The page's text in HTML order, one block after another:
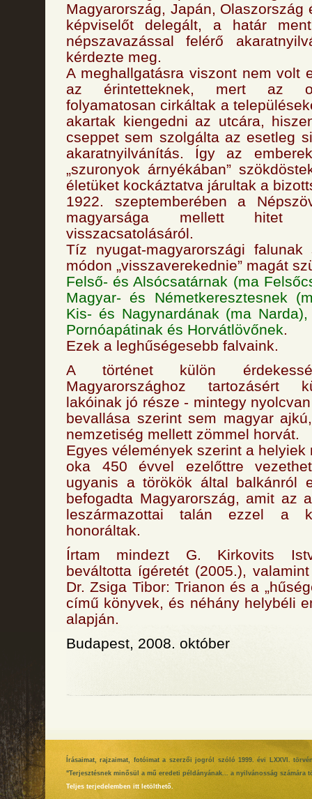
Magyarország, Japán, Olaszország
képviselőt delegált, a határ
népszavazással felérő
kérdezte meg.
A meghallgatásra viszont nem volt
az érintetteknek, mert az
folyamatosan cirkáltak a
akartak kiengedni az utcára,
cseppet sem szolgálta az esetleg
akaratnyilvánítás. Így az
„szuronyok árnyékában”
életüket kockáztatva járultak a
1922. szeptemberében a
magyarsága mellett hitet
visszacsatolásáról.
Tíz nyugat-magyarországi
módon „visszaverekednie” magát
Felső- és Alsócsatárnak (ma
Magyar- és Németkeresztesnek
Kis- és Nagynardának (ma
Pornóapátinak és Horvátlövőnek.
Ezek a leghűségesebb falvaink.
A történet külön
Magyarországhoz tartozásért
lakóinak jó része - mintegy
bevallása szerint sem magyar
nemzetiség mellett zömmel horvát.
Egyes vélemények szerint a helyiek
oka 450 évvel ezelőttre
ugyanis a törökök által balkánról
befogadta Magyarország, amit az
leszármazottai talán ezzel a
honoráltak.
Írtam mindezt G. Kirkovits
beváltotta ígéretét (2005.),
Dr. Zsiga Tibor: Trianon és a
című könyvek, és néhány helybéli
alapján.
Budapest, 2008. október
Írásaimat, rajzaimat, fotóimat a szerzői jogról szóló 1999. évi LXXVI.
"Terjesztésnek minősül a mű eredeti példányának... a nyilvánosság
Teljes terjedelemben itt letölthető.